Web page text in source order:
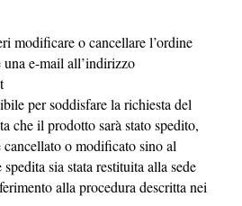
modificare o cancellare l’ordine
e-mail all’indirizzo
per soddisfare la richiesta del
che il prodotto sarà stato spedito,
cancellato o modificato sino al
sia stata restituita alla sede
alla procedura descritta nei